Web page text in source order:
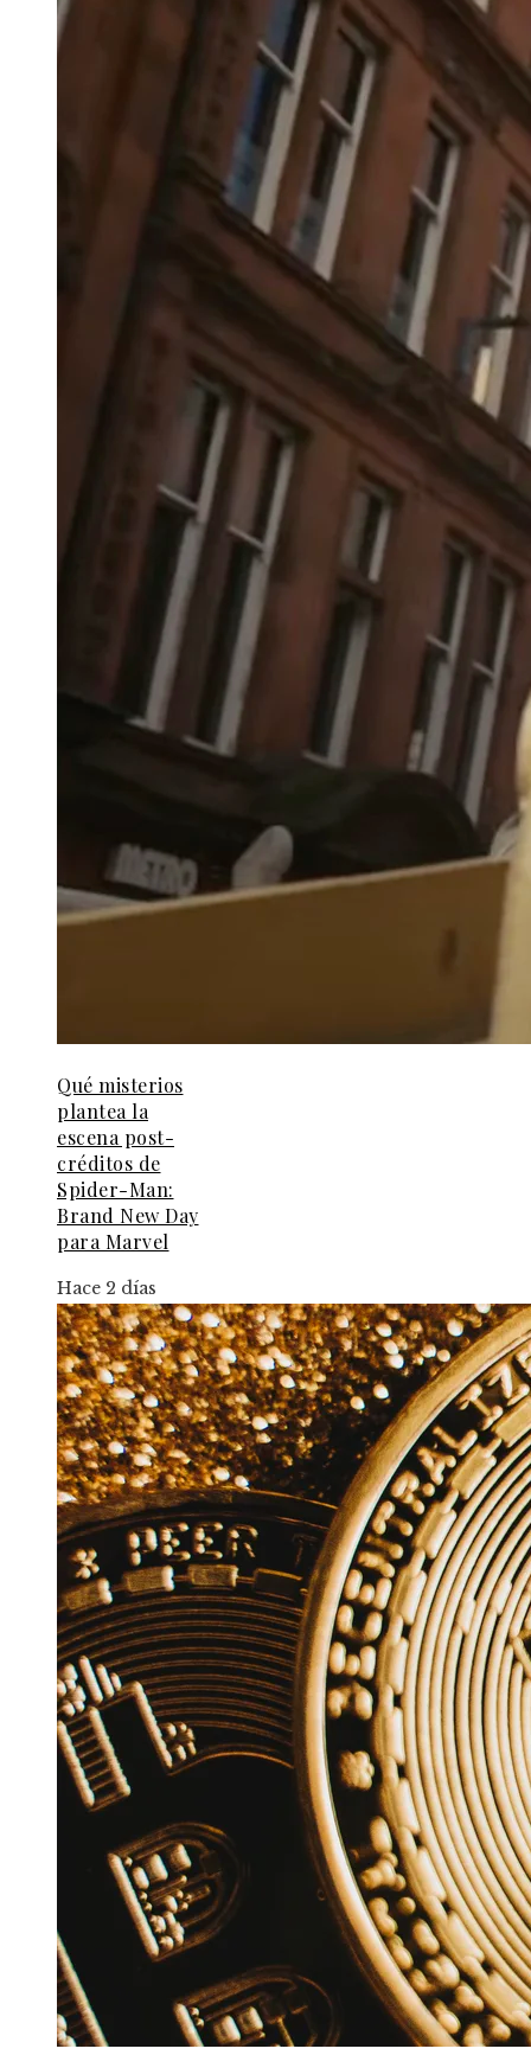
Qué misterios
plantea la
escena post-
créditos de
Spider-Man:
Brand New Day
para Marvel
Hace 2 días